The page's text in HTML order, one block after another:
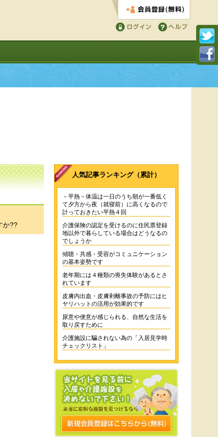
会員登録する
か??
人気記事ランキング（累計）
－平熱－体温は一日のうち朝が一番低く
て夕方から夜（就寝前）に高くなるので
計っておきたい平熱４回
介護保険の認定を受けるのに住民票登録
地以外で暮らしている場合はどうなるの
でしょうか
傾聴・共感・受容がコミュニケーション
の基本姿勢です
老年期には４種類の喪失体験があるとさ
れています
皮膚内出血・皮膚剥離事故の予防にはヒ
ヤリハットの活用が効果的です
尿意や便意が感じられる、自然な生活を
取り戻すために
介護施設に騙されない為の「入居見学時
チェックリスト」